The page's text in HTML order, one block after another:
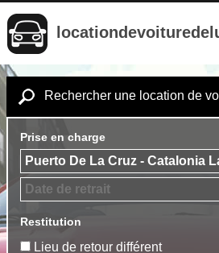
Rechercher une location de
Prise en charge
Restitution
Lieu de retour différent